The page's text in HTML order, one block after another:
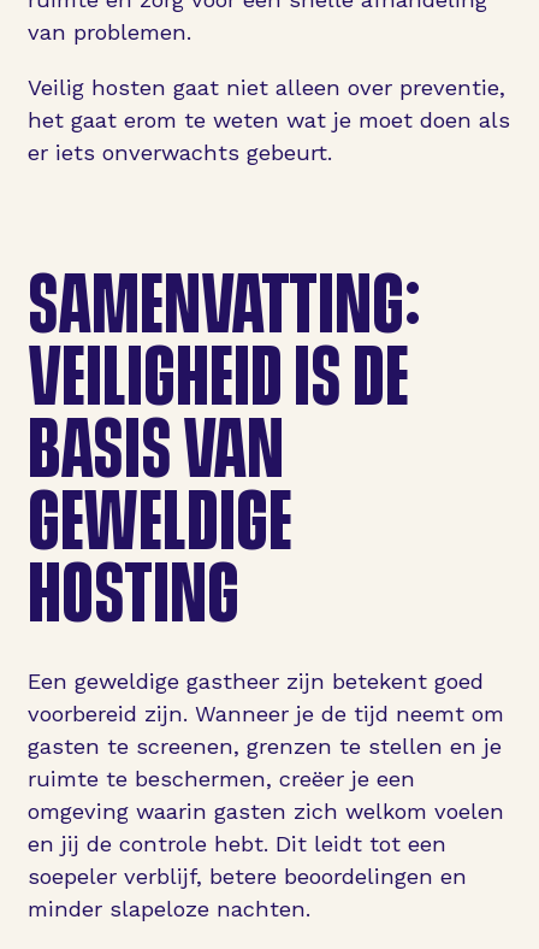
van problemen.
Veilig hosten gaat niet alleen over preventie,
het gaat erom te weten wat je moet doen als
er iets onverwachts gebeurt.
SAMENVATTING:
VEILIGHEID IS DE
BASIS VAN
GEWELDIGE
HOSTING
Een geweldige gastheer zijn betekent goed
voorbereid zijn. Wanneer je de tijd neemt om
gasten te screenen, grenzen te stellen en je
ruimte te beschermen, creëer je een
omgeving waarin gasten zich welkom voelen
en jij de controle hebt. Dit leidt tot een
soepeler verblijf, betere beoordelingen en
minder slapeloze nachten.